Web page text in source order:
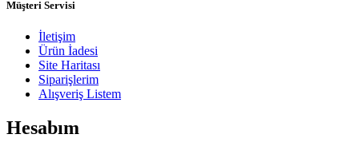
Müşteri Servisi
İletişim
Ürün İadesi
Site Haritası
Siparişlerim
Alışveriş Listem
Hesabım